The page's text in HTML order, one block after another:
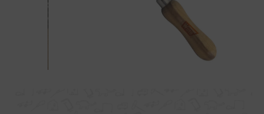
Buscar por material